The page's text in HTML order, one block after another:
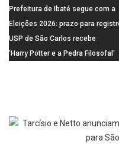
diversidade
histórias
demonstração de paramotor
horário especial nesta segunda-
feira (10)
Prefeitura de Ibaté segue com a
Campanha do Agasalho segue
durante o mês de agosto
Eleições 2026: prazo para
de candidaturas acaba em 15 de
agosto
USP de São Carlos recebe
visitantes para apresentar cursos
'Harry Potter e a Pedra Filosofal'